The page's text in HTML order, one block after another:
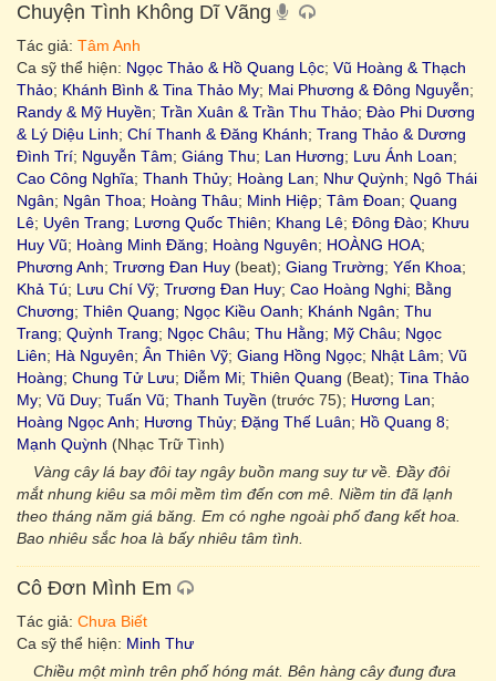
Chuyện Tình Không Dĩ Vãng
Tác giả: Tâm Anh
Ca sỹ thể hiện: Ngọc Thảo & Hồ Quang Lộc; Vũ Hoàng & Thạch
Thảo; Khánh Bình & Tina Thảo My; Mai Phương & Đông Nguyễn;
Randy & Mỹ Huyền; Trần Xuân & Trần Thu Thảo; Đào Phi Dương
& Lý Diệu Linh; Chí Thanh & Đăng Khánh; Trang Thảo & Dương
Đình Trí; Nguyễn Tâm; Giáng Thu; Lan Hương; Lưu Ánh Loan;
Cao Công Nghĩa; Thanh Thủy; Hoàng Lan; Như Quỳnh; Ngô Thái
Ngân; Ngân Thoa; Hoàng Thâu; Minh Hiệp; Tâm Đoan; Quang
Lê; Uyên Trang; Lương Quốc Thiên; Khang Lê; Đông Đào; Khưu
Huy Vũ; Hoàng Minh Đăng; Hoàng Nguyên; HOÀNG HOA;
Phương Anh; Trương Đan Huy (beat); Giang Trường; Yến Khoa;
Khả Tú; Lưu Chí Vỹ; Trương Đan Huy; Cao Hoàng Nghi; Bằng
Chương; Thiên Quang; Ngọc Kiều Oanh; Khánh Ngân; Thu
Trang; Quỳnh Trang; Ngọc Châu; Thu Hằng; Mỹ Châu; Ngọc
Liên; Hà Nguyên; Ân Thiên Vỹ; Giang Hồng Ngọc; Nhật Lâm; Vũ
Hoàng; Chung Tử Lưu; Diễm Mi; Thiên Quang (Beat); Tina Thảo
My; Vũ Duy; Tuấn Vũ; Thanh Tuyền (trước 75); Hương Lan;
Hoàng Ngọc Anh; Hương Thủy; Đặng Thế Luân; Hồ Quang 8;
Mạnh Quỳnh (Nhạc Trữ Tình)
Vàng cây lá bay đôi tay ngây buồn mang suy tư về. Đầy đôi
mắt nhung kiêu sa môi mềm tìm đến cơn mê. Niềm tin đã lạnh
theo tháng năm giá băng. Em có nghe ngoài phố đang kết hoa.
Bao nhiêu sắc hoa là bấy nhiêu tâm tình.
Cô Đơn Mình Em
Tác giả: Chưa Biết
Ca sỹ thể hiện: Minh Thư
Chiều một mình trên phố hóng mát. Bên hàng cây đung đưa